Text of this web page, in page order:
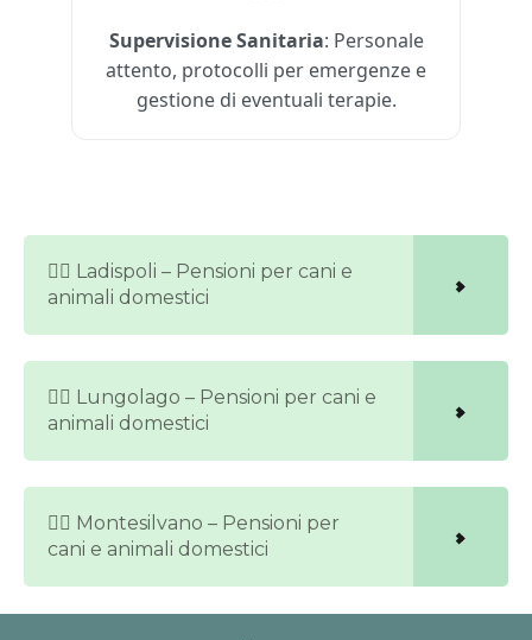
Supervisione Sanitaria: Personale
attento, protocolli per emergenze e
gestione di eventuali terapie.
🐕‍🦺 Ladispoli – Pensioni per cani e
animali domestici
🐕‍🦺 Lungolago – Pensioni per cani e
animali domestici
🐕‍🦺 Montesilvano – Pensioni per
cani e animali domestici